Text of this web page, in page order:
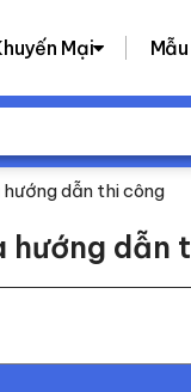
Mại
dẫn thi công
dẫn